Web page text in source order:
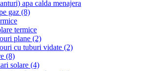
apa calda menajera
gaz (8)
termice
plane (2)
cu tuburi vidate (2)
(8)
solare (4)